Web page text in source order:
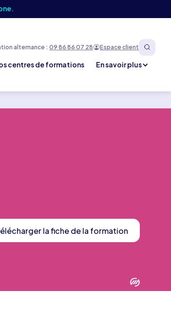
alternance : 09 86 86 07 28 Espace client
centres de formations En savoir plus
la fiche de la formation